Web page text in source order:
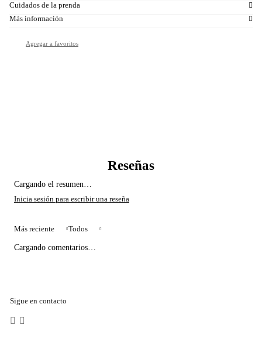
Cuidados de la prenda
Más información
Cargando el resumen…
Más reciente Todos
Cargando comentarios…
Sigue en contacto